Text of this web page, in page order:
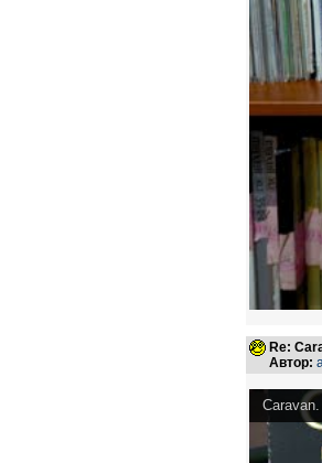
Re:
Автор: